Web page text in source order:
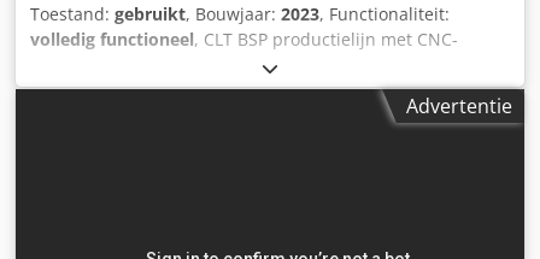
Toestand: gebruikt, Bouwjaar: 2023, Functionaliteit:
volledig functioneel, CLT BSP productielijn met CNC-
bewerkingscentrum Capaciteit: ca. 25.000 m³/jaar bij 2-
ploegenbedrijf Functiebeschrijving/omvang van de
installatie: - Aanvoer van langslamellen: invoer –Advertentie